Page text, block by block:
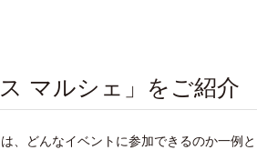
マルシェ」をご紹介
、どんなイベントに参加できるのか一例